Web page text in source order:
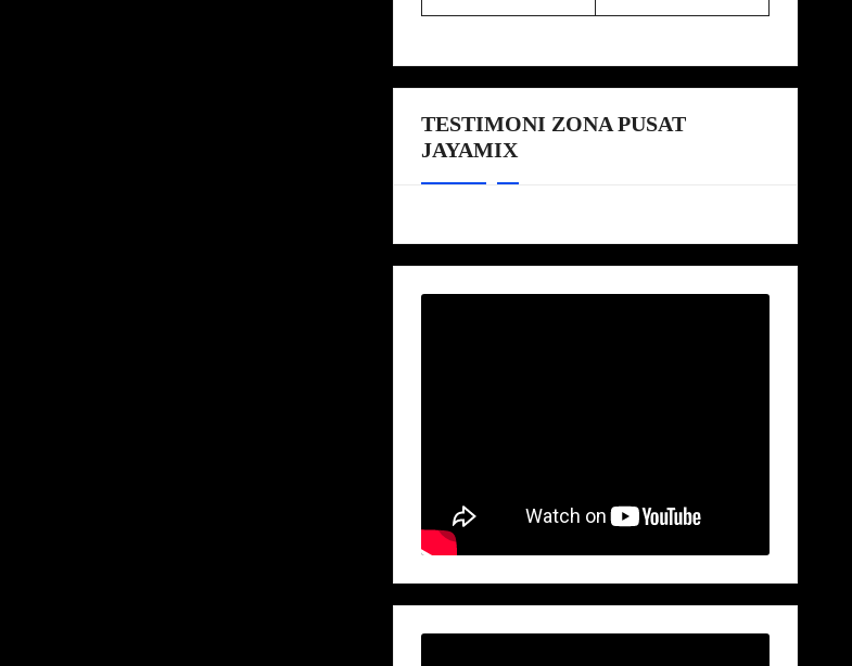
TESTIMONI ZONA PUSAT
JAYAMIX